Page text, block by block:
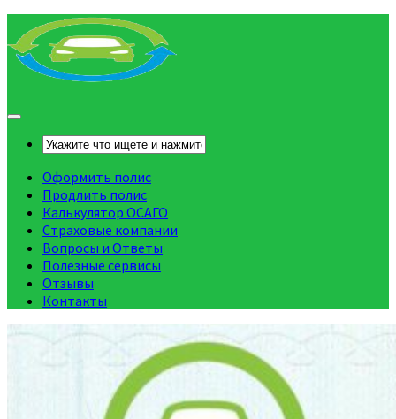
Оформить полис
Продлить полис
Калькулятор ОСАГО
Страховые компании
Вопросы и Ответы
Полезные сервисы
Отзывы
Контакты